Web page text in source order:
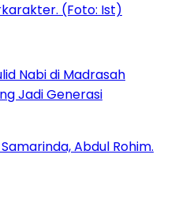
Nabi di Madrasah
Jadi Generasi